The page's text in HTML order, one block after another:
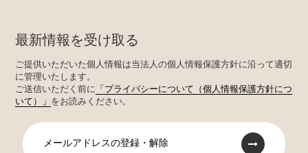
最新情報を受け取る
ご提供いただいた個人情報は当法人の個人情報保護方針に沿って適切
に管理いたします。
ご送信いただく前に
「プライバシーについて（個人情報保護方針につ
いて）」 をお読みください。
メールアドレスの登録・解除